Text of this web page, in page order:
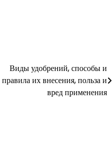
Виды удобрений, способы и
правила их внесения, польза и
вред применения